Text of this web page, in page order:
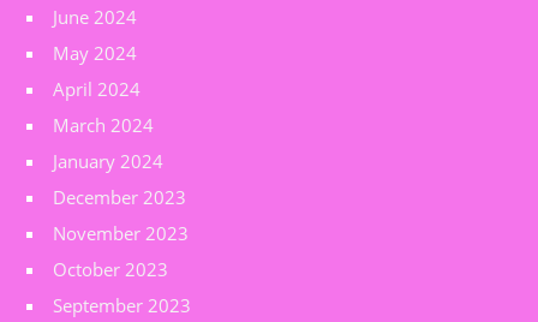
June 2024
May 2024
April 2024
March 2024
January 2024
December 2023
November 2023
October 2023
September 2023